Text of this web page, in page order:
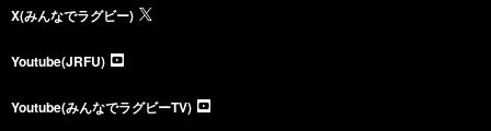
X(みんなでラグビー)
Youtube(JRFU)
Youtube(みんなでラグビーTV)